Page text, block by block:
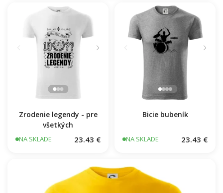
Zrodenie legendy - pre
všetkých
NA SKLADE 23.43 €
Bicie bubeník
NA SKLADE 23.43 €